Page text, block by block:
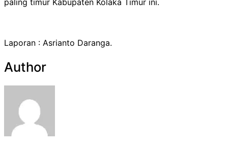
Laporan : Asrianto Daranga.
Author